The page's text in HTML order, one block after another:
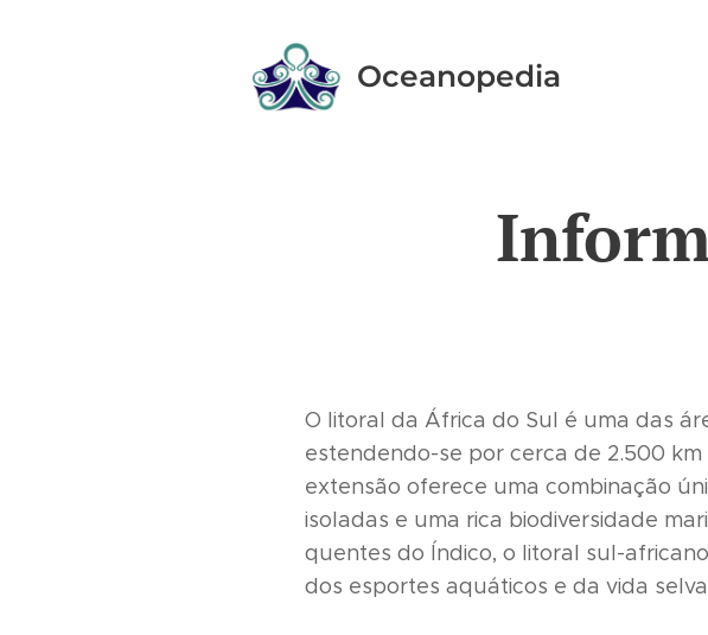
Oceanopedia
O litoral da África do Sul é uma das
estendendo-se por cerca de 2.500
extensão oferece uma combinação
isoladas e uma rica biodiversidade
quentes do Índico, o litoral sul-
dos esportes aquáticos e da vida